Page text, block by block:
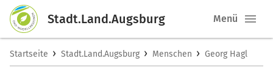
Stadt.Land.Augsburg Menü
Startseite › Stadt.Land.Augsburg › Menschen › Georg Hagl